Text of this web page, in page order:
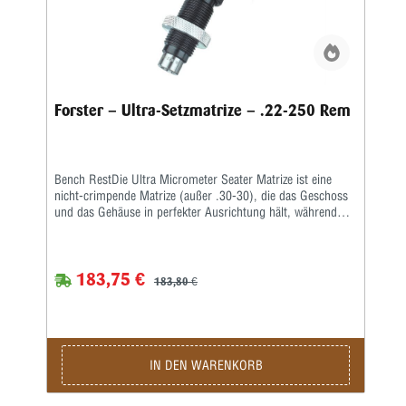
Forster – Ultra-Setzmatrize – .22-250 Rem
Bench RestDie Ultra Micrometer Seater Matrize ist eine
nicht-crimpende Matrize (außer .30-30), die das Geschoss
und das Gehäuse in perfekter Ausrichtung hält, während
gewünschten Tiefe platziert und gemessen haben, stellen Sie
einfach den Mikrometerschaft nach oben oder unten auf die
Sitzfunktionen der originalen Bench Rest Seater Matrize
sowie ein ultragenaues Mikrometer zum Einstellen der
Geschosssitztiefe • Mikrometer ermöglicht Feinabstimmung
in beide Richtungen; leicht einstellbar auf .0005″ •
183,75 € 183,80 €
IN DEN WARENKORB